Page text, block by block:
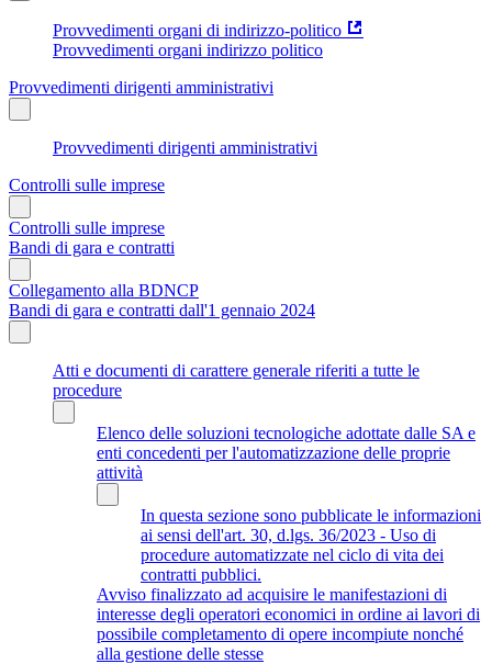
Provvedimenti organi di indirizzo-politico
Provvedimenti organi indirizzo politico
Provvedimenti dirigenti amministrativi
Provvedimenti dirigenti amministrativi
Controlli sulle imprese
Controlli sulle imprese
Bandi di gara e contratti
Collegamento alla BDNCP
Bandi di gara e contratti dall'1 gennaio 2024
Atti e documenti di carattere generale riferiti a tutte le
procedure
Elenco delle soluzioni tecnologiche adottate dalle SA e
enti concedenti per l'automatizzazione delle proprie
attività
In questa sezione sono pubblicate le informazioni
ai sensi dell'art. 30, d.lgs. 36/2023 - Uso di
procedure automatizzate nel ciclo di vita dei
contratti pubblici.
Avviso finalizzato ad acquisire le manifestazioni di
interesse degli operatori economici in ordine ai lavori di
possibile completamento di opere incompiute nonché
alla gestione delle stesse